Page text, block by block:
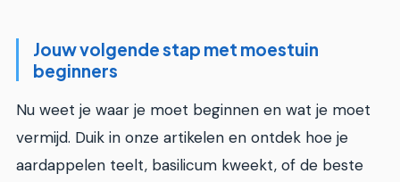
Jouw volgende stap met moestuin
beginners
Nu weet je waar je moet beginnen en wat je moet
vermijd. Duik in onze artikelen en ontdek hoe je
aardappelen teelt, basilicum kweekt, of de beste